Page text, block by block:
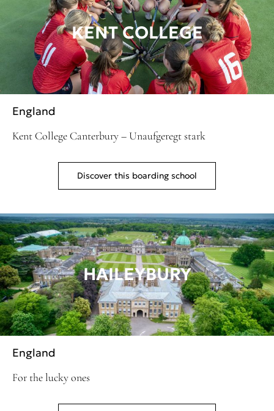
KENT COLLEGE
England
Kent College Canterbury – Unaufgeregt stark
Discover this boarding school
HAILEYBURY
England
For the lucky ones